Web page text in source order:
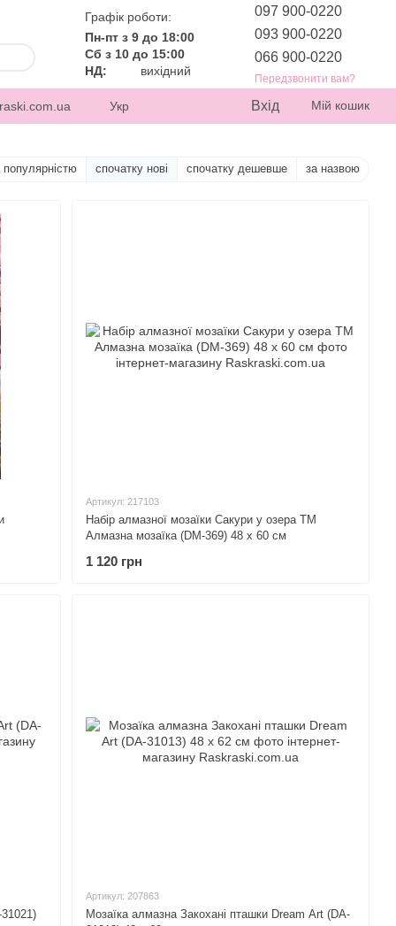
Графік роботи:
Пн-пт з 9 до 18:00
Сб з 10 до 15:00
НД:
вихідний
097 900-0220
093 900-0220
066 900-0220
Передзвонити вам?
Укр Вхід Мій кошик
популярністю спочатку нові спочатку дешевше за назвою
Артикул: 217103
Набір алмазної мозаїки Сакури у озера ТМ
Алмазна мозаїка (DM-369) 48 х 60 см
1 120 грн
Артикул: 207863
Мозаїка алмазна Закохані пташки Dream Art (DA-